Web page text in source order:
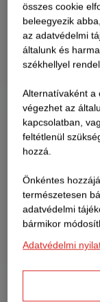
összes cookie
beleegyezik
az adatvédelmi
általunk és
székhellyel
Alternatívaként a
végezhet az
kapcsolatban,
feltétlenül
hozzá.
Önkéntes
természetesen
adatvédelmi
bármikor
Adatvédelmi